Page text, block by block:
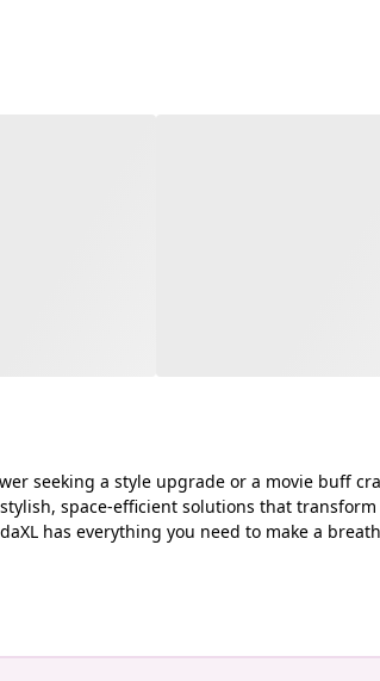
seeking a style upgrade or a movie buff
space-efficient solutions that
has everything you need to make a